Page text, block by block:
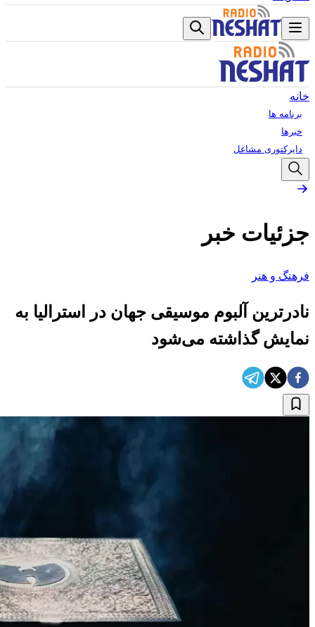
خانه
برنامه ها
خبرها
دایرکتوری مشاغل
جزئیات خبر
فرهنگ و هنر
نادرترین آلبوم موسیقی جهان در استرالیا به
نمایش گذاشته می‌شود